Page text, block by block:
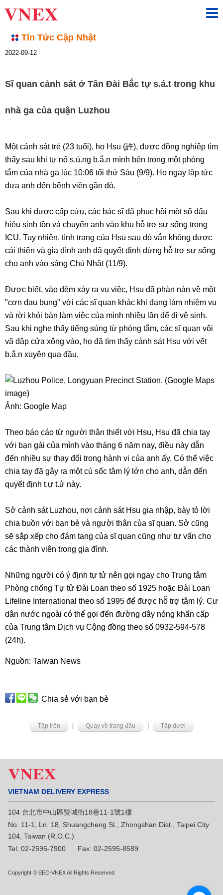
Tin Tức Cập Nhật
2022-09-12
Sĩ quan cảnh sát ở Tân Đài Bắc tự s.á.t trong khu
nhà ga của quận Luzhou
Một cảnh sát trẻ (23 tuổi), họ Hsu (許), được đồng nghiệp tìm
thấy sau khi tự nổ s.ú.ng b.ắ.n mình bên trong một phòng
tắm của nhà ga lúc 10:06 tối thứ Sáu (9/9). Họ ngay lập tức
đưa anh đến bệnh viện gần đó.
Sau khi được cấp cứu, các bác sĩ đã phục hồi một số dấu
hiệu sinh tồn và chuyển anh vào khu hỗ trợ sự sống trong
ICU. Tuy nhiên, tình trạng của Hsu sau đó vẫn không được
cải thiện và gia đình anh đã quyết định dừng hỗ trợ sự sống
cho anh vào sáng Chủ Nhật (11/9).
Được biết, vào đêm xảy ra vụ việc, Hsu đã phàn nàn về một
"cơn đau bụng" với các sĩ quan khác khi đang làm nhiệm vụ
và rời khỏi bàn làm việc của mình nhiều lần để đi vệ sinh.
Sau khi nghe thấy tiếng súng từ phòng tắm, các sĩ quan vội
vã đập cửa xông vào, họ đã tìm thấy cảnh sát Hsu với vết
b.ắ.n xuyên qua đầu.
Ảnh: Google Map
Theo báo cáo từ người thân thiết với Hsu, Hsu đã chia tay
với bạn gái của mình vào tháng 6 năm nay, điều này dẫn
đến nhiều sự thay đổi trong hành vi của anh ấy. Có thể việc
chia tay đã gây ra một cú sốc tâm lý lớn cho anh, dẫn đến
quyết định t.ự t.ử này.
Sở cảnh sát Luzhou, nơi cảnh sát Hsu gia nhập, bày tỏ lời
chia buồn với bạn bè và người thân của sĩ quan. Sở cũng
sẽ sắp xếp cho đám tang của sĩ quan cũng như tư vấn cho
các thành viên trong gia đình.
Những người có ý định tự tử nên gọi ngay cho Trung tâm
Phòng chống Tự tử Đài Loan theo số 1925 hoặc Đài Loan
Lifeline International theo số 1995 để được hỗ trợ tâm lý. Cư
dân nước ngoài có thể gọi đến đường dây nóng khẩn cấp
của Trung tâm Dịch vụ Cộng đồng theo số 0932-594-578
(24h).
Nguồn: Taiwan News
Chia sẻ với bạn bè
Tập trên | Quay về trang đầu | Tập dưới
VIETNAM DELIVERY EXPRESS
104 台北市中山區雙城街18巷11-1號1樓
No. 11-1, Ln. 18, Shuangcheng St., Zhongshan Dist., Taipei City
104, Taiwan (R.O.C.)
Tel: 02-2595-7900 Fax: 02-2595-8589
Copyright © EEC-VNEX All Rights Reserved